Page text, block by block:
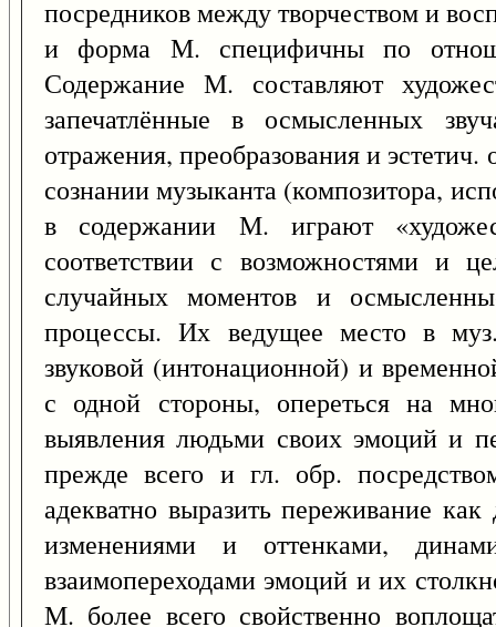
посредников между творчеством и
и форма М. специфичны по
Содержание М. составляют
запечатлённые в осмысленных
отражения, преобразования и
сознании музыканта (композитора,
в содержании М. играют
соответствии с возможностями и
случайных моментов и
процессы. Их ведущее место в муз.
звуковой (интонационной) и
с одной стороны, опереться на
выявления людьми своих эмоций и
прежде всего и гл. обр.
адекватно выразить переживание
изменениями и оттенками,
взаимопереходами эмоций и их
М. более всего свойственно